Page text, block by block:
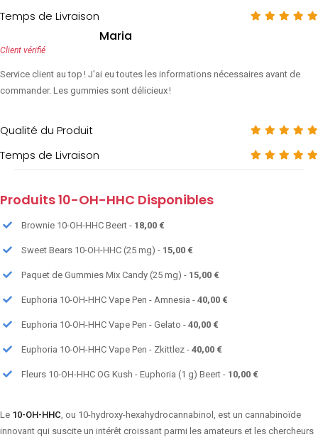
Temps de Livraison
Maria
Client vérifié
Service client au top ! J'ai eu toutes les informations nécessaires avant de
commander. Les gummies sont délicieux !
Qualité du Produit
Temps de Livraison
Produits 10-OH-HHC Disponibles
Brownie 10-OH-HHC Beert - 18,00 €
Sweet Bears 10-OH-HHC (25 mg) - 15,00 €
Paquet de Gummies Mix Candy (25 mg) - 15,00 €
Euphoria 10-OH-HHC Vape Pen - Amnesia - 40,00 €
Euphoria 10-OH-HHC Vape Pen - Gelato - 40,00 €
Euphoria 10-OH-HHC Vape Pen - Zkittlez - 40,00 €
Fleurs 10-OH-HHC OG Kush - Euphoria (1 g) Beert - 10,00 €
Le 10-OH-HHC, ou 10-hydroxy-hexahydrocannabinol, est un cannabinoïde
innovant qui suscite un intérêt croissant parmi les amateurs et les chercheurs